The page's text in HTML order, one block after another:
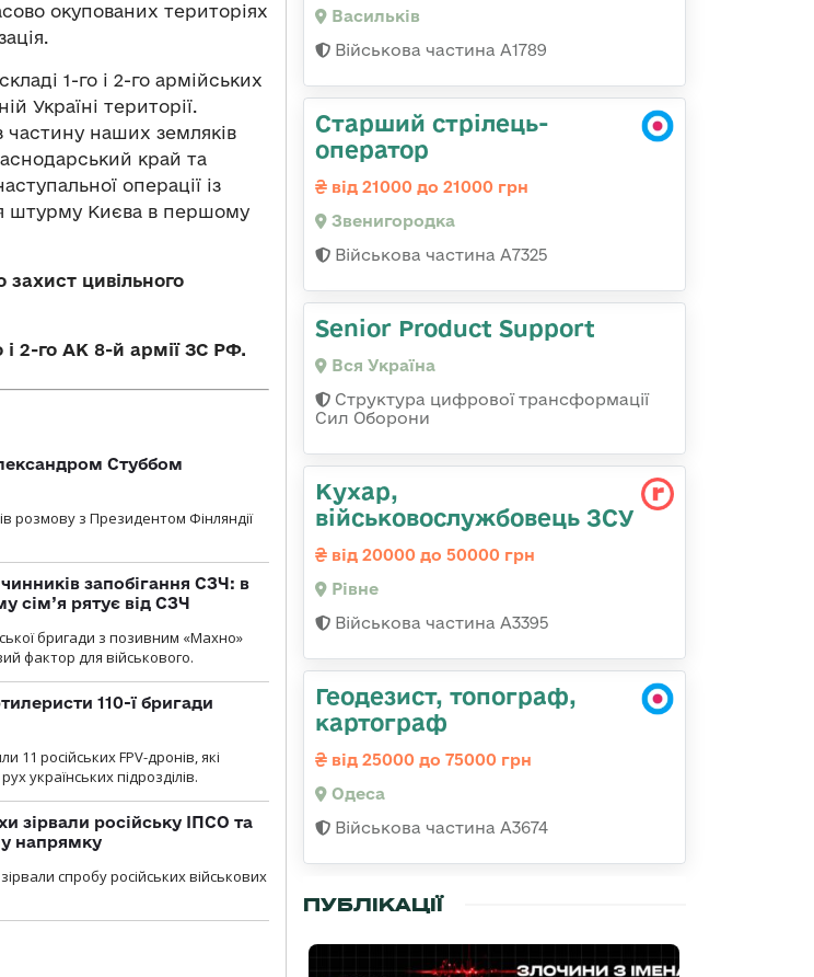
окупованих територіях
1-го і 2-го армійських
Україні території.
частину наших земляків
край та
операції із
штурму Києва в першому
цивільного
2-го АК 8-й армії ЗС РФ.
Стуббом
розмову з Президентом Фінляндії
запобігання СЗЧ: в
сім’я рятує від СЗЧ
бригади з позивним «Махно»
фактор для військового.
110-ї бригади
російських FPV-дронів, які
українських підрозділів.
зірвали російську ІПСО та
напрямку
спробу російських військових
Васильків
Військова частина А1789
Старший стрілець-
оператор
від 21000 до 21000 грн
Звенигородка
Військова частина А7325
Senior Product Support
Вся Україна
Структура цифрової трансформації
Сил Оборони
Кухар,
військовослужбовець ЗСУ
від 20000 до 50000 грн
Рівне
Військова частина А3395
Геодезист, топограф,
картограф
від 25000 до 75000 грн
Одеса
Військова частина А3674
ПУБЛІКАЦІЇ